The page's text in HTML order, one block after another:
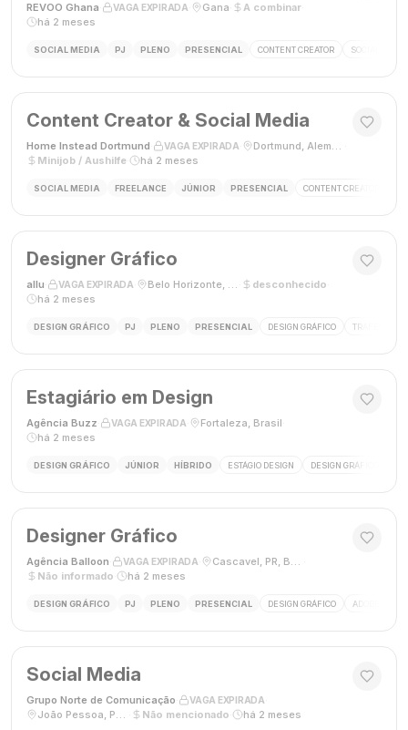
REVOO Ghana VAGA EXPIRADA Gana A combinar·
há 2 meses
SOCIAL MEDIA PJ PLENO PRESENCIAL CONTENT CREATOR SOCIAL MEDIA
Content Creator & Social Media
Home Instead Dortmund VAGA EXPIRADA Dortmund, Alemanha
Minijob / Aushilfe
há 2 meses
SOCIAL MEDIA FREELANCE JÚNIOR PRESENCIAL CONTENT CREATOR
Designer Gráfico
allu VAGA EXPIRADA Belo Horizonte, MG, Brasil desconhecido
há 2 meses
DESIGN GRÁFICO PJ PLENO PRESENCIAL DESIGN GRÁFICO TRÁFEGO
Estagiário em Design
Agência Buzz VAGA EXPIRADA Fortaleza, Brasil
há 2 meses
DESIGN GRÁFICO JÚNIOR HÍBRIDO ESTÁGIO DESIGN DESIGN GRÁFICO
Designer Gráfico
Agência Balloon VAGA EXPIRADA Cascavel, PR, Brasil
Não informado
há 2 meses
DESIGN GRÁFICO PJ PLENO PRESENCIAL DESIGN GRÁFICO ADOBE
Social Media
Grupo Norte de Comunicação VAGA EXPIRADA
João Pessoa, Paraíba, Brasil
Não mencionado há 2 meses